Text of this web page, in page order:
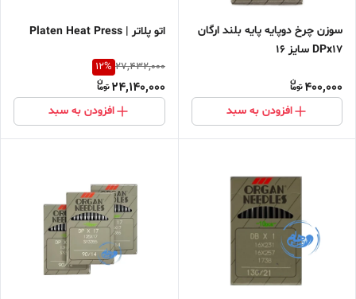
سوزن چرخ دوپایه پایه بلند ارگان
DPx17 سایز ۱۶
400,000
افزودن به سبد
اتو پلاتر | Platen Heat Press
27,432,000
12%
24,140,000
افزودن به سبد